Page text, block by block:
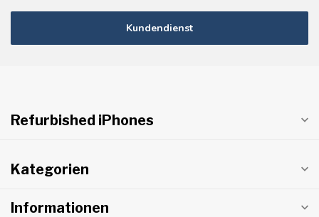
Kundendienst
Refurbished iPhones
Kategorien
Informationen